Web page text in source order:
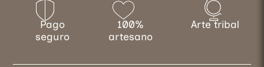
Pago
seguro
100%
artesano
Arte tribal